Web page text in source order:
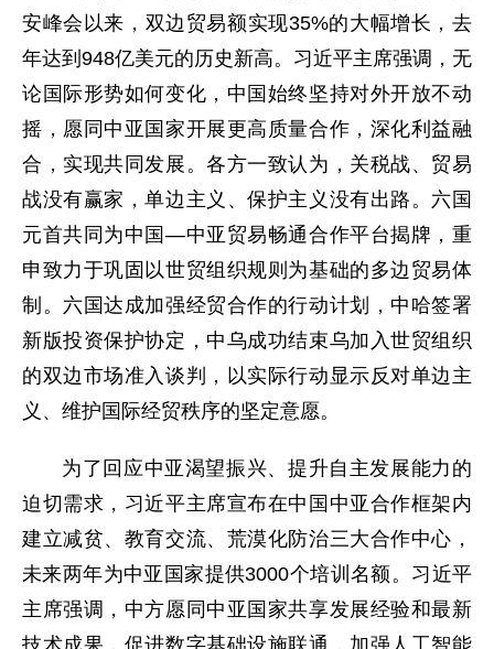
安峰会以来，双边贸易额实现35%的大幅增长，去
年达到948亿美元的历史新高。习近平主席强调，无
论国际形势如何变化，中国始终坚持对外开放不动
摇，愿同中亚国家开展更高质量合作，深化利益融
合，实现共同发展。各方一致认为，关税战、贸易
战没有赢家，单边主义、保护主义没有出路。六国
元首共同为中国—中亚贸易畅通合作平台揭牌，重
申致力于巩固以世贸组织规则为基础的多边贸易体
制。六国达成加强经贸合作的行动计划，中哈签署
新版投资保护协定，中乌成功结束乌加入世贸组织
的双边市场准入谈判，以实际行动显示反对单边主
义、维护国际经贸秩序的坚定意愿。
为了回应中亚渴望振兴、提升自主发展能力的
迫切需求，习近平主席宣布在中国中亚合作框架内
建立减贫、教育交流、荒漠化防治三大合作中心，
未来两年为中亚国家提供3000个培训名额。习近平
主席强调，中方愿同中亚国家共享发展经验和最新
技术成果，促进数字基础设施联通，加强人工智能